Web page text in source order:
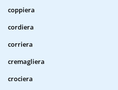
coppiera
cordiera
corriera
cremagliera
crociera